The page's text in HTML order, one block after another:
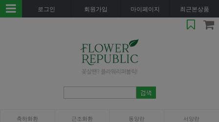
로그인 회원가입 마이페이지 최근본상품
축하화환 근조화환 동양란 서양란